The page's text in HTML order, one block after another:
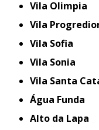
Vila Olimpia
Vila
Vila Sofia
Vila Sonia
Vila Santa
Água Funda
Alto da Lapa